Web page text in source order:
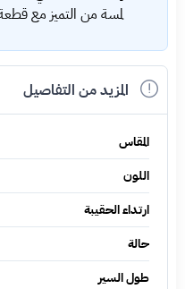
لمسة من التميز مع
المزيد من التفاصيل
المقاس
اللون
ارتداء الحقيبة
حالة
طول السير